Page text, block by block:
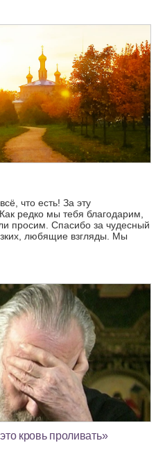
что есть! За эту
редко мы тебя благодарим,
просим. Спасибо за чудесный
любящие взгляды. Мы
кровь проливать»